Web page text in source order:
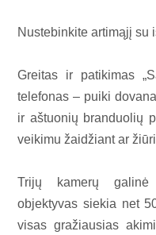
Nustebinkite artimąjį su
Greitas ir patikimas
telefonas – puiki
ir aštuonių branduolių
veikimu žaidžiant ar
Trijų kamerų galinė
objektyvas siekia net
visas gražiausias